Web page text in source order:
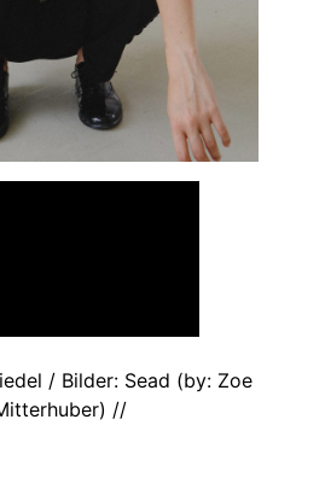
/ Bilder: Sead (by: Zoe
//